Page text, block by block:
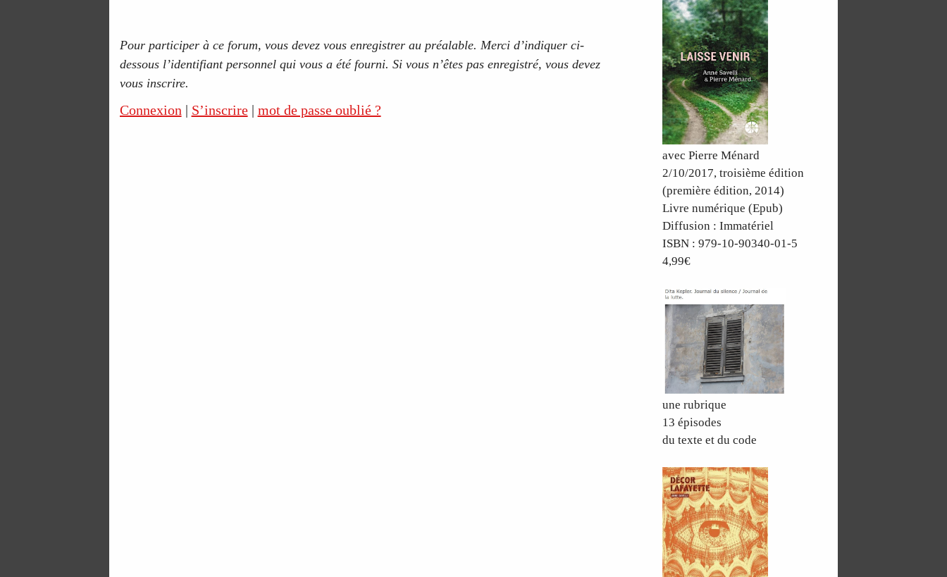
Pour participer à ce forum, vous devez vous enregistrer au préalable. Merci d’indiquer ci-
dessous l’identifiant personnel qui vous a été fourni. Si vous n’êtes pas enregistré, vous devez
vous inscrire.
Connexion | S’inscrire| mot de passe oublié ?
avec Pierre Ménard
2/10/2017, troisième édition
(première édition, 2014)
Livre numérique (Epub)
Diffusion : Immatériel
ISBN : 979-10-90340-01-5
4,99€
une rubrique
13 épisodes
du texte et du code